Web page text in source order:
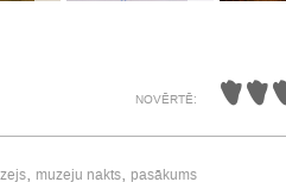
NOVĒRTĒ:
, muzeju nakts, pasākums